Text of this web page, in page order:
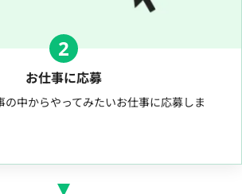
2
お仕事に応募
の中からやってみたいお仕事に応募しま